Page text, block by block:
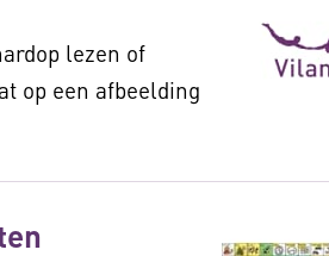
lezen of
op een afbeelding